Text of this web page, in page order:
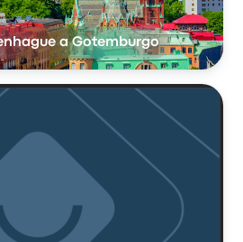
a Gotemburgo